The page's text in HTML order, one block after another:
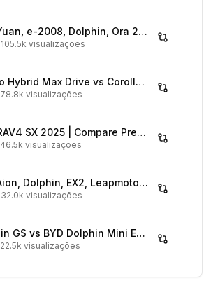
Compare Yuan, e-2008, Dolphin, Ora 2026 | Veículos Elétricos
105.5k visualizações
Arrizo 6 Pro Hybrid Max Drive vs Corolla Cross XRX Hybrid - Comparativo Completo
78.8k visualizações
H6 GT vs RAV4 SX 2025 | Compare Preços
46.5k visualizações
Compare Aion, Dolphin, EX2, Leapmotor 2026 | Veículos Elétricos
32.0k visualizações
BYD Dolphin GS vs BYD Dolphin Mini EV - Comparativo Completo
22.5k visualizações